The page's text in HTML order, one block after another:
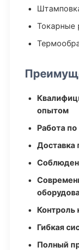
Токарные
опытом
Работа
Доставка
Контроль
Гибкая
Полный